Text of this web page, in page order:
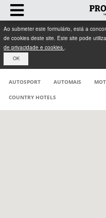
Ao submeter este formulário, está a
de cookies deste site. Este site pode
de privacidade e cookies .
OK
AUTOSPORT AUTOMAIS
COUNTRY HOTELS